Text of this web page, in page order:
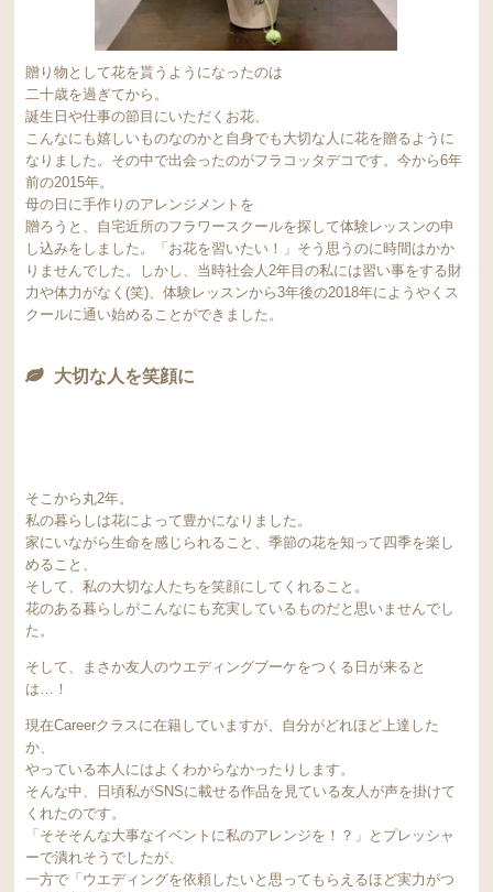
贈り物として花を貰うようになったのは
二十歳を過ぎてから。
誕生日や仕事の節目にいただくお花、
こんなにも嬉しいものなのかと自身でも大切な人に花を贈るように
なりました。その中で出会ったのがフラコッタデコです。今から6年
前の2015年。
母の日に手作りのアレンジメントを
贈ろうと、自宅近所のフラワースクールを探して体験レッスンの申
し込みをしました。「お花を習いたい！」そう思うのに時間はかか
りませんでした。しかし、当時社会人2年目の私には習い事をする財
力や体力がなく(笑)、体験レッスンから3年後の2018年にようやくス
クールに通い始めることができました。
大切な人を笑顔に
そこから丸2年。
私の暮らしは花によって豊かになりました。
家にいながら生命を感じられること、季節の花を知って四季を楽し
めること、
そして、私の大切な人たちを笑顔にしてくれること。
花のある暮らしがこんなにも充実しているものだと思いませんでし
た。
そして、まさか友人のウエディングブーケをつくる日が来ると
は…！
現在Careerクラスに在籍していますが、自分がどれほど上達した
か、
やっている本人にはよくわからなかったりします。
そんな中、日頃私がSNSに載せる作品を見ている友人が声を掛けて
くれたのです。
「そそそんな大事なイベントに私のアレンジを！？」とプレッシャ
ーで潰れそうでしたが、
一方で「ウエディングを依頼したいと思ってもらえるほど実力がつ